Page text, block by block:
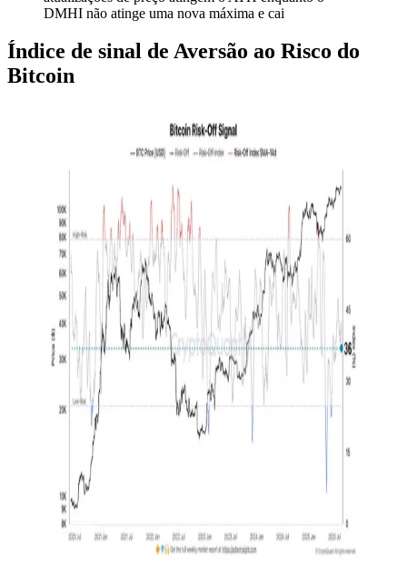
DMHI não atinge uma nova máxima e cai
Índice de sinal de Aversão ao Risco do
Bitcoin